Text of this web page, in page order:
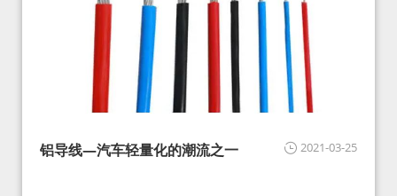
2021-03-25
铝导线—汽车轻量化的潮流之一